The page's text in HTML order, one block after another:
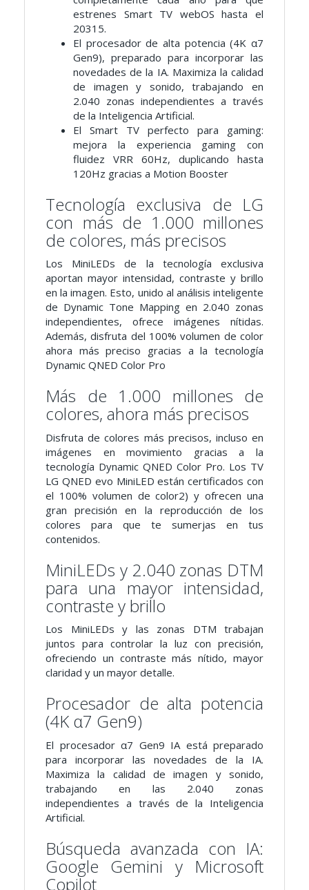
estrenes Smart TV webOS hasta el
20315.
El procesador de alta potencia (4K α7
Gen9), preparado para incorporar las
novedades de la IA. Maximiza la calidad
de imagen y sonido, trabajando en
2.040 zonas independientes a través
de la Inteligencia Artificial.
El Smart TV perfecto para gaming:
mejora la experiencia gaming con
fluidez VRR 60Hz, duplicando hasta
120Hz gracias a Motion Booster
Tecnología exclusiva de LG
con más de 1.000 millones
de colores, más precisos
Los MiniLEDs de la tecnología exclusiva
aportan mayor intensidad, contraste y brillo
en la imagen. Esto, unido al análisis inteligente
de Dynamic Tone Mapping en 2.040 zonas
independientes, ofrece imágenes nítidas.
Además, disfruta del 100% volumen de color
ahora más preciso gracias a la tecnología
Dynamic QNED Color Pro
Más de 1.000 millones de
colores, ahora más precisos
Disfruta de colores más precisos, incluso en
imágenes en movimiento gracias a la
tecnología Dynamic QNED Color Pro. Los TV
LG QNED evo MiniLED están certificados con
el 100% volumen de color2) y ofrecen una
gran precisión en la reproducción de los
colores para que te sumerjas en tus
contenidos.
MiniLEDs y 2.040 zonas DTM
para una mayor intensidad,
contraste y brillo
Los MiniLEDs y las zonas DTM trabajan
juntos para controlar la luz con precisión,
ofreciendo un contraste más nítido, mayor
claridad y un mayor detalle.
Procesador de alta potencia
(4K α7 Gen9)
El procesador α7 Gen9 IA está preparado
para incorporar las novedades de la IA.
Maximiza la calidad de imagen y sonido,
trabajando en las 2.040 zonas
independientes a través de la Inteligencia
Artificial.
Búsqueda avanzada con IA:
Google Gemini y Microsoft
Copilot